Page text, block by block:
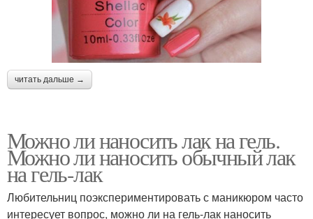
читать дальше →
Можно ли наносить лак на гель.
Можно ли наносить обычный лак
на гель-лак
Любительниц поэкспериментировать с маникюром часто
интересует вопрос, можно ли на гель-лак наносить